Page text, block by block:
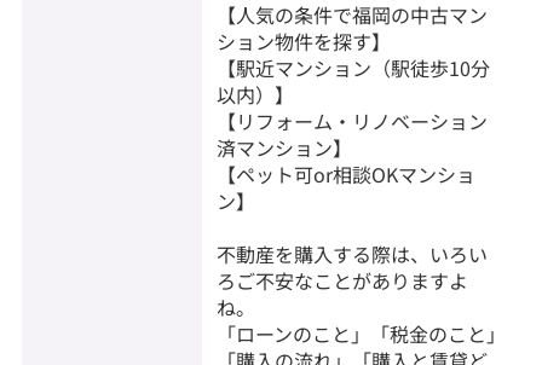
【人気の条件で福岡の中古マン
ション物件を探す】
【駅近マンション（駅徒歩10分
以内）】
【リフォーム・リノベーション
済マンション】
【ペット可or相談OKマンショ
ン】
不動産を購入する際は、いろい
ろご不安なことがありますよ
ね。
「ローンのこと」「税金のこと」